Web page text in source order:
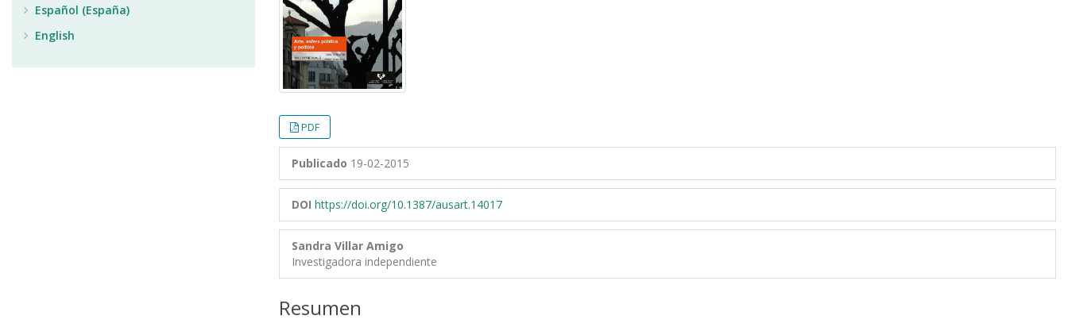
PDF
Publicado 19-02-2015
DOI https://doi.org/10.1387/ausart.14017
Sandra Villar Amigo
Investigadora independiente
Resumen
Español (España)
English